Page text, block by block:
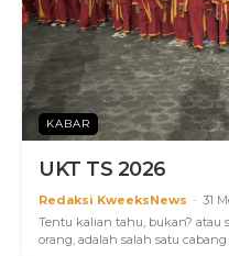
KABAR
UKT TS 2026
Redaksi KweeksNews - 31
Tentu kalian tahu, bukan? atau
orang, adalah salah satu cabang